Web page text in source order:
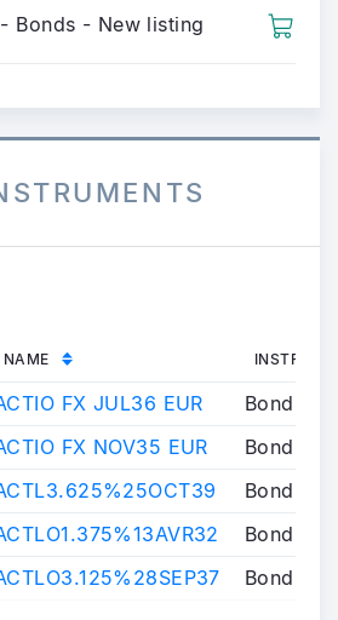
Bonds - New listing
NAME
FX JUL36 EUR
Bond
FX NOV35 EUR
Bond
Bond
Bond
Bond